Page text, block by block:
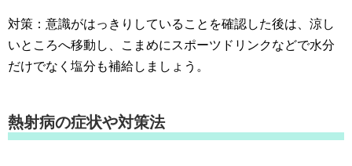
対策：意識がはっきりしていることを確認した後は、涼し
いところへ移動し、こまめにスポーツドリンクなどで水分
だけでなく塩分も補給しましょう。
熱射病の症状や対策法